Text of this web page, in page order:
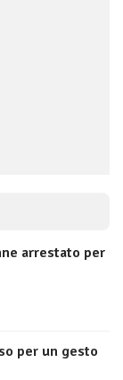
arrestato per
per un gesto